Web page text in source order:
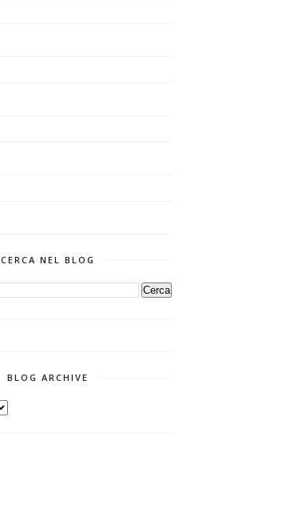
CERCA NEL BLOG
BLOG ARCHIVE